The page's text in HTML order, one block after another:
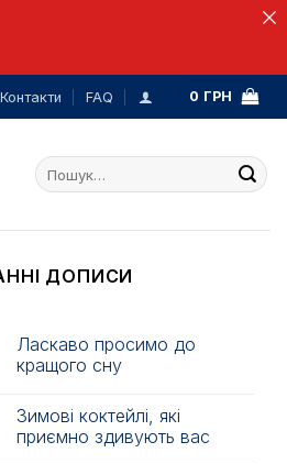
Контакти FAQ 0 ГРН
Шукати:
ДОПИСИ
Ласкаво просимо до
кращого сну
Зимові коктейлі, які
приємно здивують вас